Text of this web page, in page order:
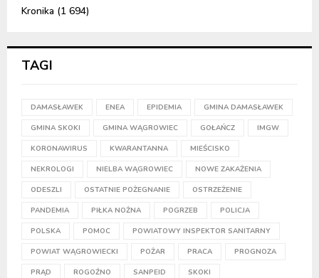
Kronika (1 694)
TAGI
DAMASŁAWEK ENEA EPIDEMIA GMINA DAMASŁAWEK
GMINA SKOKI GMINA WĄGROWIEC GOŁAŃCZ IMGW
KORONAWIRUS KWARANTANNA MIEŚCISKO
NEKROLOGI NIELBA WĄGROWIEC NOWE ZAKAŻENIA
ODESZLI OSTATNIE POŻEGNANIE OSTRZEŻENIE
PANDEMIA PIŁKA NOŻNA POGRZEB POLICJA
POLSKA POMOC POWIATOWY INSPEKTOR SANITARNY
POWIAT WĄGROWIECKI POŻAR PRACA PROGNOZA
PRĄD ROGOŹNO SANPEID SKOKI